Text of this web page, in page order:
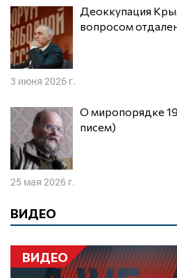
Деоккупация Крыма перестала быть
вопросом
3 июня 2026 г.
О миропорядке 1945 года (из тюремных
писем)
25 мая 2026 г.
ВИДЕО
ВИДЕО